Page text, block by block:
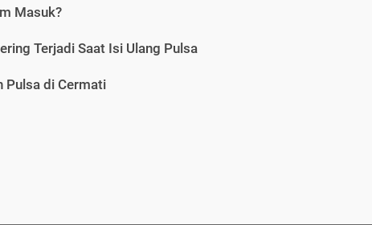
Masuk?
Terjadi Saat Isi Ulang Pulsa
Pulsa di Cermati